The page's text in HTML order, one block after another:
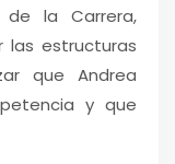
de la Carrera,
las estructuras
que Andrea
y que